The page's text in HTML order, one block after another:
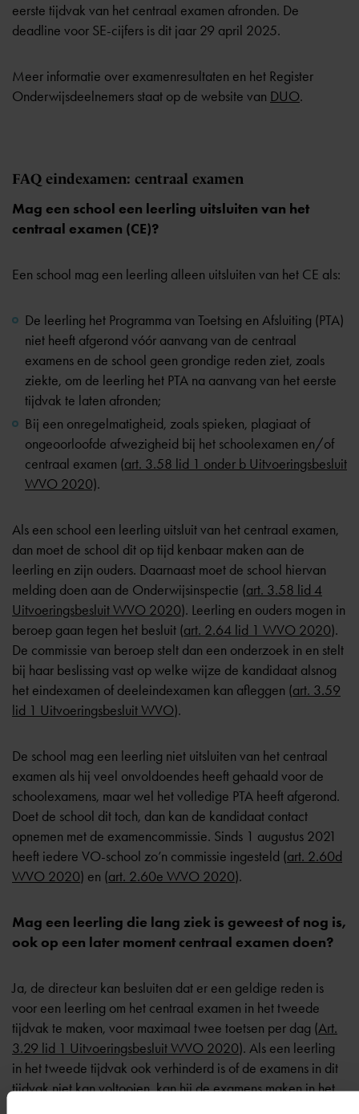
eerste tijdvak van het centraal examen afronden. De
deadline voor SE-cijfers is dit jaar 29 april 2025.
Meer informatie over examenresultaten en het Register
Onderwijsdeelnemers staat op de website van DUO.
FAQ eindexamen: centraal examen
Mag een school een leerling uitsluiten van het
centraal examen (CE)?
Een school mag een leerling alleen uitsluiten van het CE als:
De leerling het Programma van Toetsing en Afsluiting (PTA)
niet heeft afgerond vóór aanvang van de centraal
examens en de school geen grondige reden ziet, zoals
ziekte, om de leerling het PTA na aanvang van het eerste
tijdvak te laten afronden;
Bij een onregelmatigheid, zoals spieken, plagiaat of
ongeoorloofde afwezigheid bij het schoolexamen en/of
centraal examen (art. 3.58 lid 1 onder b Uitvoeringsbesluit
WVO 2020).
Als een school een leerling uitsluit van het centraal examen,
dan moet de school dit op tijd kenbaar maken aan de
leerling en zijn ouders. Daarnaast moet de school hiervan
melding doen aan de Onderwijsinspectie (art. 3.58 lid 4
Uitvoeringsbesluit WVO 2020). Leerling en ouders mogen in
beroep gaan tegen het besluit (art. 2.64 lid 1 WVO 2020).
De commissie van beroep stelt dan een onderzoek in en stelt
bij haar beslissing vast op welke wijze de kandidaat alsnog
het eindexamen of deeleindexamen kan afleggen (art. 3.59
lid 1 Uitvoeringsbesluit WVO).
De school mag een leerling niet uitsluiten van het centraal
examen als hij veel onvoldoendes heeft gehaald voor de
schoolexamens, maar wel het volledige PTA heeft afgerond.
Doet de school dit toch, dan kan de kandidaat contact
opnemen met de examencommissie. Sinds 1 augustus 2021
heeft iedere VO-school zo’n commissie ingesteld (art. 2.60d
WVO 2020) en (art. 2.60e WVO 2020).
Mag een leerling die lang ziek is geweest of nog is,
ook op een later moment centraal examen doen?
Ja, de directeur kan besluiten dat er een geldige reden is
voor een leerling om het centraal examen in het tweede
tijdvak te maken, voor maximaal twee toetsen per dag (Art.
3.29 lid 1 Uitvoeringsbesluit WVO 2020). Als een leerling
in het tweede tijdvak ook verhinderd is of de examens in dit
tijdvak niet kan voltooien, kan hij de examens maken in het